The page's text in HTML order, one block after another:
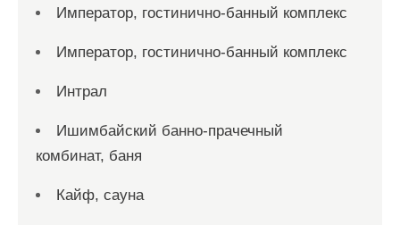
Император, гостинично-банный комплекс
Император, гостинично-банный комплекс
Интрал
Ишимбайский банно-прачечный
комбинат, баня
Кайф, сауна